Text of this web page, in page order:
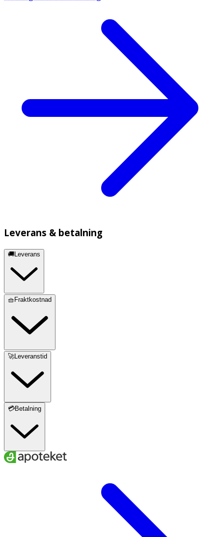
Leverans & betalning
🚚Leverans
🧺Fraktkostnad
🚀Leveranstid
💳Betalning